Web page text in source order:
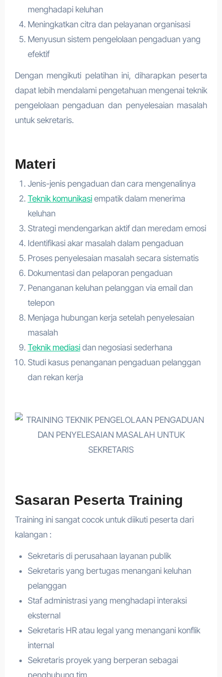
menghadapi keluhan
Meningkatkan citra dan pelayanan organisasi
Menyusun sistem pengelolaan pengaduan yang
efektif
Dengan mengikuti pelatihan ini, diharapkan peserta
dapat lebih mendalami pengetahuan mengenai teknik
pengelolaan pengaduan dan penyelesaian masalah
untuk sekretaris.
Materi
Jenis-jenis pengaduan dan cara mengenalinya
Teknik komunikasiempatik dalam menerima
keluhan
Strategi mendengarkan aktif dan meredam emosi
Identifikasi akar masalah dalam pengaduan
Proses penyelesaian masalah secara sistematis
Dokumentasi dan pelaporan pengaduan
Penanganan keluhan pelanggan via email dan
telepon
Menjaga hubungan kerja setelah penyelesaian
masalah
Teknik mediasidan negosiasi sederhana
Studi kasus penanganan pengaduan pelanggan
dan rekan kerja
Sasaran Peserta Training
Training ini sangat cocok untuk diikuti peserta dari
kalangan :
Sekretaris di perusahaan layanan publik
Sekretaris yang bertugas menangani keluhan
pelanggan
Staf administrasi yang menghadapi interaksi
eksternal
Sekretaris HR atau legal yang menangani konflik
internal
Sekretaris proyek yang berperan sebagai
penghubung tim